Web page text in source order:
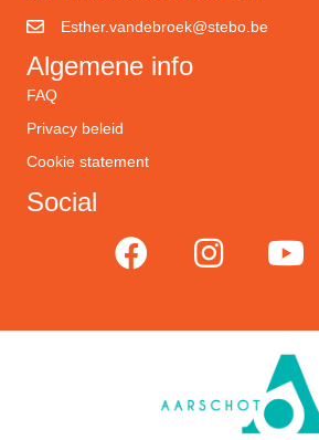
Esther.vandebroek@stebo.be
Algemene info
FAQ
Privacy beleid
Cookie statement
Social